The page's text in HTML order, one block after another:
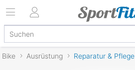
Bike Ausrüstung Reparatur & Pflege